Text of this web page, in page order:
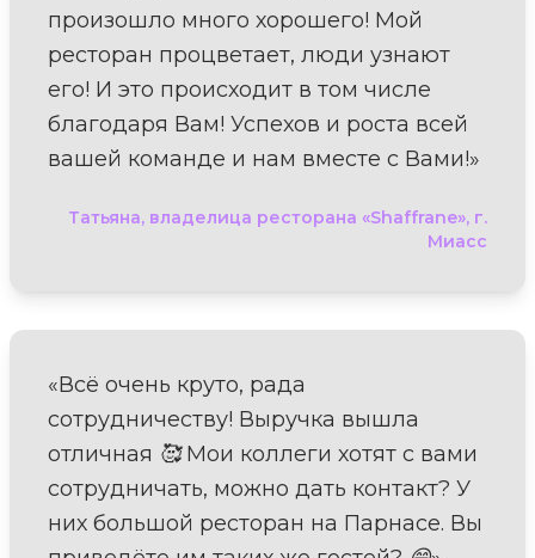
произошло много хорошего! Мой
ресторан процветает, люди узнают
его! И это происходит в том числе
благодаря Вам! Успехов и роста всей
вашей команде и нам вместе с Вами!»
Татьяна, владелица ресторана «Shaffrane», г.
Миасс
«Всё очень круто, рада
сотрудничеству! Выручка вышла
отличная 🥰 Мои коллеги хотят с вами
сотрудничать, можно дать контакт? У
них большой ресторан на Парнасе. Вы